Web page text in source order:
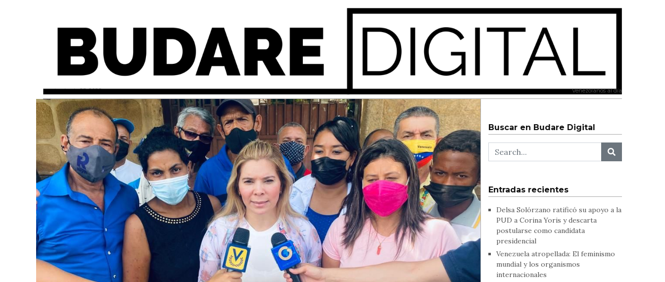
martes, junio 28, 2022 Venezolanos al día
Buscar en Budare Digital
Entradas recientes
Delsa Solórzano ratificó su apoyo a la
PUD a Corina Yoris y descarta
postularse como candidata
presidencial
Venezuela atropellada: El feminismo
mundial y los organismos
internacionales